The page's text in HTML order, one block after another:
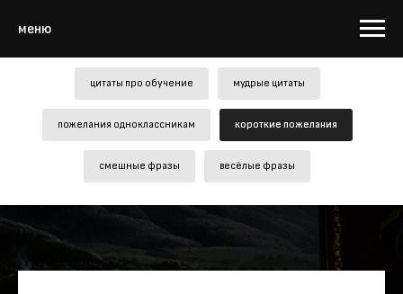
меню
цитаты про обучение мудрые цитаты
пожелания одноклассникам короткие пожелания
смешные фразы весёлые фразы